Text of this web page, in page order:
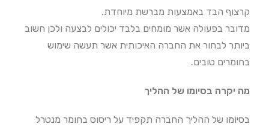
קרצוף הבד באמצעות מברשת מיוחדת.
מדובר בפעולה אשר מומחים בלבד יכולים לבצעה ולכן חשוב
ביותר לבחור את החברה האיכותית אשר תעשה שימוש
בחומרים טובים.
מה יקרה בסיומו של ההליך
בסיומו של ההליך החברה תקפיד על ריסוס בחומר מנטרל